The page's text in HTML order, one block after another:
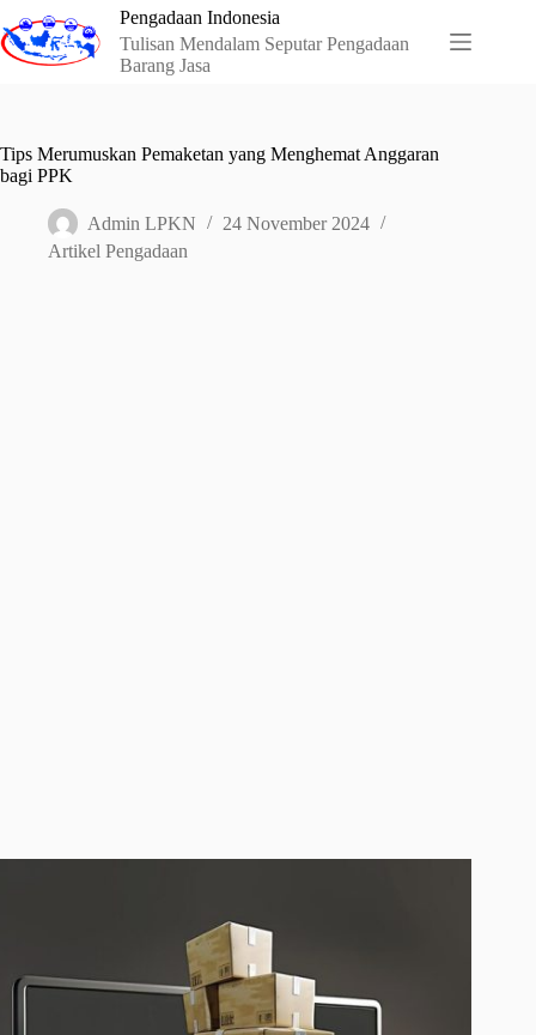
to
content
Pengadaan Indonesia
Tulisan Mendalam Seputar Pengadaan
Barang Jasa
Tips Merumuskan Pemaketan yang Menghemat Anggaran
bagi PPK
Admin LPKN
24 November 2024
Artikel Pengadaan